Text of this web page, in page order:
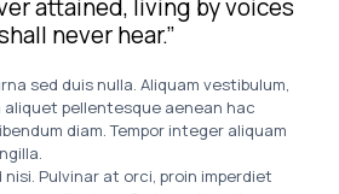
attained, living by voices
never hear.”
sed duis nulla. Aliquam vestibulum,
aliquet pellentesque aenean hac
diam. Tempor integer aliquam
Pulvinar at orci, proin imperdiet